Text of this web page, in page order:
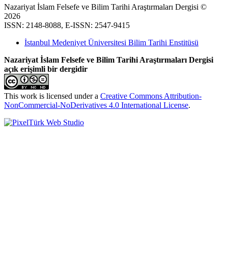
Nazariyat İslam Felsefe ve Bilim Tarihi Araştırmaları Dergisi ©
2026
ISSN: 2148-8088, E-ISSN: 2547-9415
İstanbul Medeniyet Üniversitesi Bilim Tarihi Enstitüsü
Nazariyat İslam Felsefe ve Bilim Tarihi Araştırmaları Dergisi
açık erişimli bir dergidir
This work is licensed under a Creative Commons Attribution-
NonCommercial-NoDerivatives 4.0 International License.